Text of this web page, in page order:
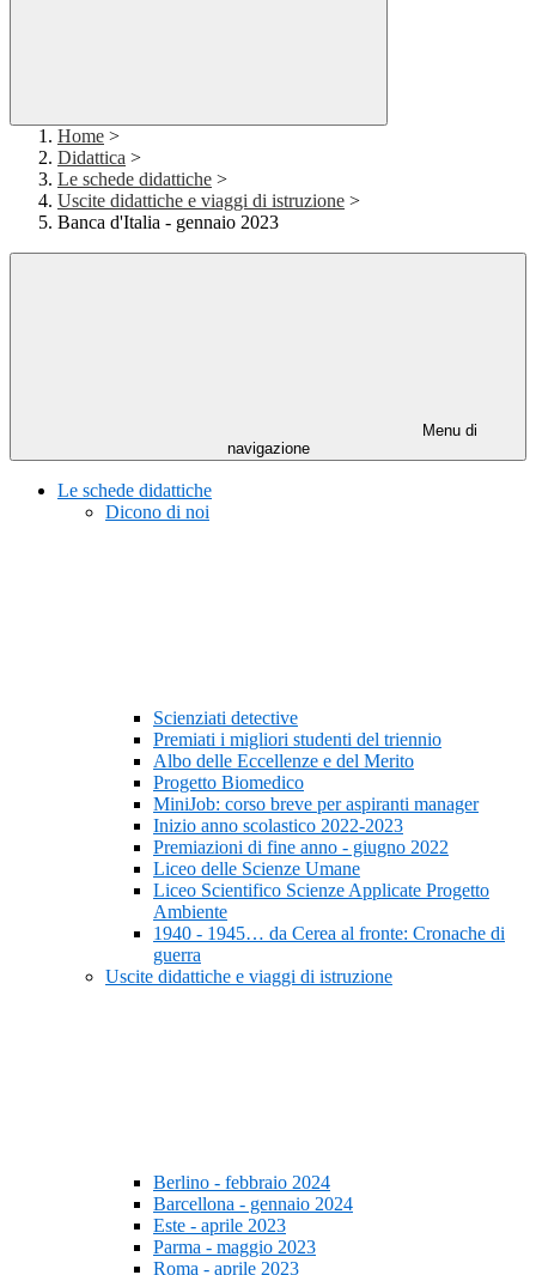
Home >
Didattica >
Le schede didattiche >
Uscite didattiche e viaggi di istruzione >
Banca d'Italia - gennaio 2023
Menu di
navigazione
Le schede didattiche
Dicono di noi
Scienziati detective
Premiati i migliori studenti del triennio
Albo delle Eccellenze e del Merito
Progetto Biomedico
MiniJob: corso breve per aspiranti manager
Inizio anno scolastico 2022-2023
Premiazioni di fine anno - giugno 2022
Liceo delle Scienze Umane
Liceo Scientifico Scienze Applicate Progetto
Ambiente
1940 - 1945… da Cerea al fronte: Cronache di
guerra
Uscite didattiche e viaggi di istruzione
Berlino - febbraio 2024
Barcellona - gennaio 2024
Este - aprile 2023
Parma - maggio 2023
Roma - aprile 2023